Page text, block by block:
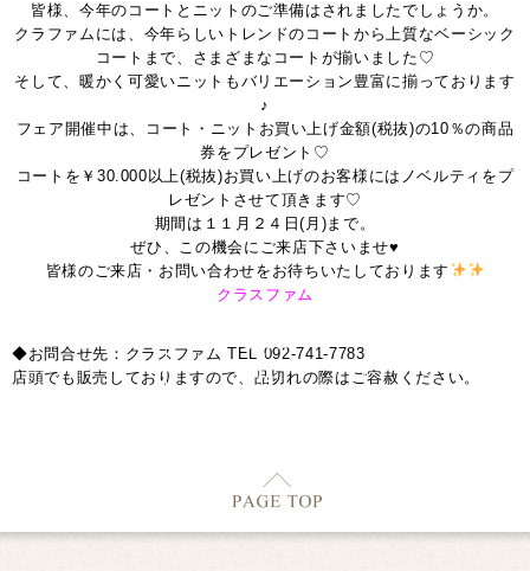
皆様、今年のコートとニットのご準備はされましたでしょうか。
クラファムには、今年らしいトレンドのコートから上質なベーシック
コートまで、さまざまなコートが揃いました♡
そして、暖かく可愛いニットもバリエーション豊富に揃っております
♪
フェア開催中は、コート・ニットお買い上げ金額(税抜)の10％の商品
券をプレゼント♡
コートを￥30.000以上(税抜)お買い上げのお客様にはノベルティをプ
レゼントさせて頂きます♡
期間は１１月２４日(月)まで。
ぜひ、この機会にご来店下さいませ♥
皆様のご来店・お問い合わせをお待ちいたしております
クラスファム
◆お問合せ先：クラスファム TEL 092-741-7783
店頭でも販売しておりますので、品切れの際はご容赦ください。